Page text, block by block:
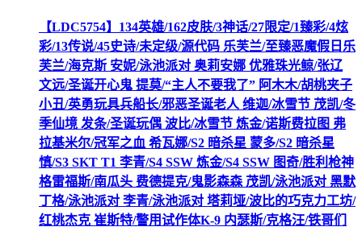
【LDC5754】134英雄/162皮肤/3神话/27限定/1臻彩/4炫
彩/13传说/45史诗/未定级/源代码 乐芙兰/至臻恶魔假日乐
芙兰/海克斯 安妮/泳池派对 奥莉安娜 优雅珠光鲸/张辽
文远/圣诞开心鬼 提莫/“主人不要我了” 阿木木/胡桃夹子
小丑/英勇玩具兵船长/邪恶圣诞老人 维迦/冰雪节 茂凯/冬
季仙境 发条/圣诞玩偶 波比/冰雪节 炼金/诺斯费拉图 弗
拉基米尔/冠军之血 希瓦娜/S2 暗杀星 蒙多/S2 暗杀星
慎/S3 SKT T1 李青/S4 SSW 炼金/S4 SSW 图奇/胜利枪神
格雷福斯/南瓜头 费德提克/鬼影森森 茂凯/泳池派对 黑默
丁格/泳池派对 李青/泳池派对 塔莉垭/波比的巧克力工坊/
红桃杰克 崔斯特/警用试作体K-9 内瑟斯/克格汪/铁哥们